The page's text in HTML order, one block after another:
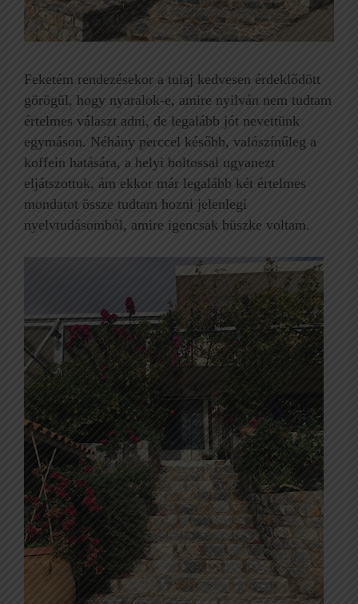
Feketém rendezésekor a tulaj kedvesen érdeklődött
görögül, hogy nyaralok-e, amire nyilván nem tudtam
értelmes választ adni, de legalább jót nevettünk
egymáson. Néhány perccel később, valószínűleg a
koffein hatására, a helyi boltossal ugyanezt
eljátszottuk, ám ekkor már legalább két értelmes
mondatot össze tudtam hozni jelenlegi
nyelvtudásomból, amire igencsak büszke voltam.